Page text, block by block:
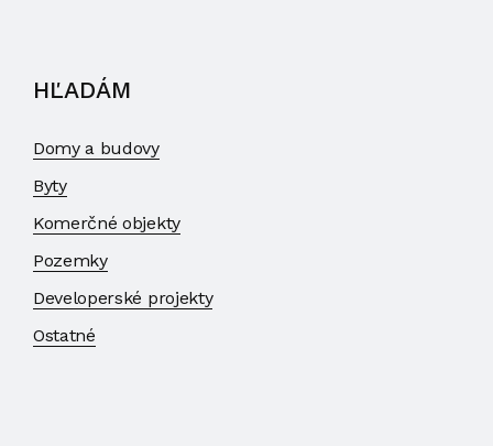
HĽADÁM
Domy a budovy
Byty
Komerčné objekty
Pozemky
Developerské projekty
Ostatné